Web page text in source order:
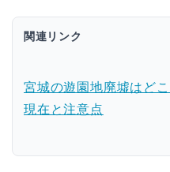
関連リンク
宮城の遊園地廃墟はど
現在と注意点